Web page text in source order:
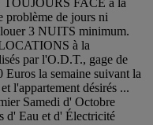
FACE à la
de jours ni
3 NUITS minimum.
à la
par l'O.D.T., gage de
la semaine suivant la
l'appartement désirés ...
Samedi d' Octobre
d' Eau et d' Électricité